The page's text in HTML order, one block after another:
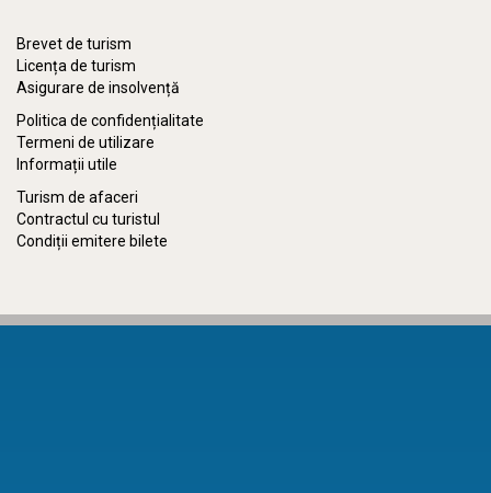
Brevet de turism
Licența de turism
Asigurare de insolvență
Politica de confidențialitate
Termeni de utilizare
Informații utile
Turism de afaceri
Contractul cu turistul
Condiții emitere bilete